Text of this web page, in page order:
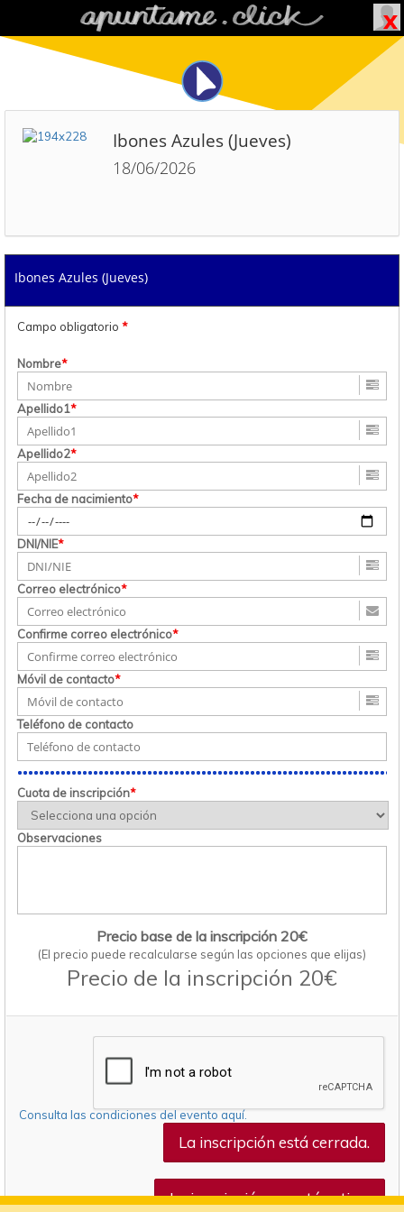
Ibones Azules (Jueves)
18/06/2026
Ibones Azules (Jueves)
Campo obligatorio *
Nombre*
Apellido1*
Apellido2*
Fecha de nacimiento*
DNI/NIE*
Correo electrónico*
Confirme correo electrónico*
Móvil de contacto*
Teléfono de contacto
Cuota de inscripción*
Observaciones
Precio base de la inscripción 20€
(El precio puede recalcularse según las opciones que elijas)
Precio de la inscripción 20€
Consulta las condiciones del evento aquí.
La inscripción está cerrada.
La inscripción no está activa.